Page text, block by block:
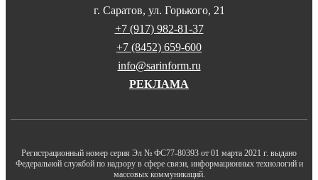
г. Саратов, ул. Горького, 21
+7 (917) 982-81-37
+7 (8452) 659-600
info@sarinform.ru
РЕКЛАМА
Регистрационный номер серия Эл № ФС77-80393 от 01 марта 2021 г. выдано
Федеральной службой по надзору в сфере связи, информационных технологий и
массовых коммуникаций.